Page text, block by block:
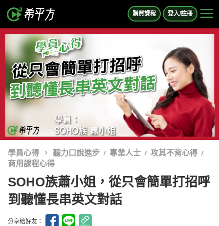
購買課程 登入/註冊
學員心得 聽力口說進步 專業人士
攻其不背心得
商用課程心得
SOHO族蕭小姐，從只會簡單打招呼
到聽懂長串英文對話
分享給好友：